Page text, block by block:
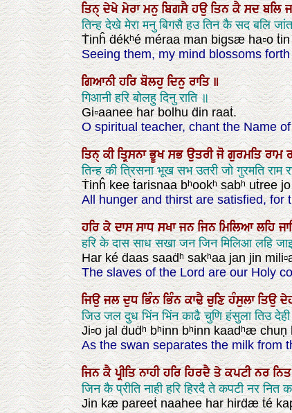
ਤਿਨੑਦੇਖੇਮੇਰਾਮਨੁਬਿਗਸੈਹਉਤਿਨਕੈਸਦਬਲਿ
तिन्ह देखे मेरा मनु बिगसै हउ तिन कै सद बलि
Ṫinĥ ḋékʰé méraa man bigsæ ha▫o
Seeing them, my mind blossoms
ਗਿਆਨੀਹਰਿਬੋਲਹੁਦਿਨੁਰਾਤਿ॥
गिआनी हरि बोलहु दिनु राति ॥
Gi▫aanee har bolhu ḋin raaṫ.
O spiritual teacher, chant the Name
ਤਿਨੑਕੀਤ੍ਰਿਸਨਾਭੂਖਸਭਉਤਰੀਜੋਗੁਰਮਤਿਰਾਮ
तिन्ह की त्रिसना भूख सभ उतरी जो गुरमति
Ṫinĥ kee ṫarisnaa bʰookʰ sabʰ uṫree
All hunger and thirst are satisfied, for
ਹਰਿਕੇਦਾਸਸਾਧਸਖਾਜਨਜਿਨਮਿਲਿਆਲਹਿ
हरि के दास साध सखा जन जिन मिलिआ लहि
Har ké ḋaas saaḋʰ sakʰaa jan jin
The slaves of the Lord are our Holy
ਜਿਉਜਲਦੁਧਭਿੰਨਭਿੰਨਕਾਢੈਚੁਣਿਹੰਸੁਲਾਤਿਉ
जिउ जल दुध भिंन भिंन काढै चुणि हंसुला तिउ
Ji▫o jal ḋuḋʰ bʰinn bʰinn kaadʰæ
As the swan separates the milk from
ਜਿਨਕੈਪ੍ਰੀਤਿਨਾਹੀਹਰਿਹਿਰਦੈਤੇਕਪਟੀਨਰ
जिन कै प्रीति नाही हरि हिरदै ते कपटी नर नित
Jin kæ pareeṫ naahee har hirḋæ ṫé